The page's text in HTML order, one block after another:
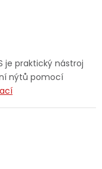
je praktický nástroj
nýtů pomocí